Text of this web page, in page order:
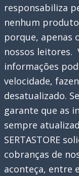
responsabiliza
nenhum
porque, apenas
nossos leitores.
informações
velocidade,
desatualizado.
garante que as
sempre
SERTASTORE
cobranças de
aconteça, entre